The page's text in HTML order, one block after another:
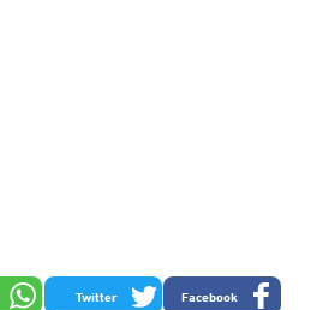
Facebook
Twitter